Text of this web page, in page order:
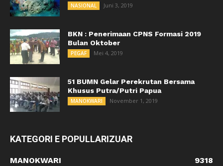
NASIONAL Juni 3, 2019
BKN : Penerimaan CPNS Formasi 2019
Bulan Oktober
PEGAF Mei 4, 2019
51 BUMN Gelar Perekrutan Bersama
Khusus Putra/Putri Papua
MANOKWARI November 1, 2019
KATEGORI E POPULLARIZUAR
MANOKWARI
9318